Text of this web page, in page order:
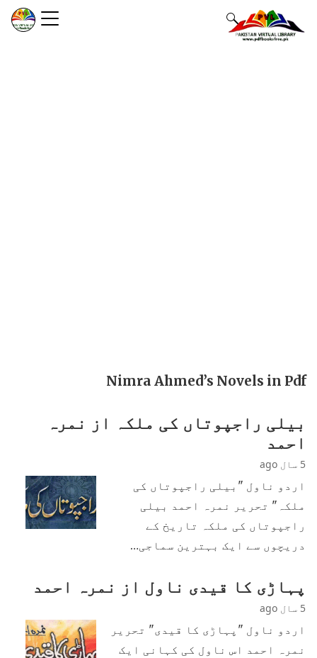
Nimra Ahmed’s Novels in Pdf
بیلی راجپوتاں کی ملکہ از نمرہ
احمد
5 سال ago
اردو ناول "بیلی راجپوتاں کی
ملکہ" تحریر نمرہ احمد بیلی
راجپوتاں کی ملکہ تاریخ کے
دریچوں سے ایک بہترین سماجی…
پہاڑی کا قیدی ناول از نمرہ احمد
5 سال ago
اردو ناول "پہاڑی کا قیدی" تحریر
نمرہ احمد اس ناول کی کہانی ایک